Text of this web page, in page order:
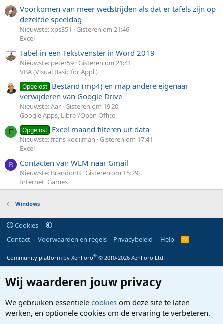
Voorkomen van meer wedstrijden als dat er tafels zijn op
dezelfde speeldag
Nieuwste: xps351
Gisteren om 21:46
Excel
Tabel in een Tekstvenster in Word 2019
Nieuwste: peter59 Gisteren om 21:41
VBA (Visual Basic for Appl.)
Opgelost Bestand (mp4) en map andere eigenaar
verwijderen van Google Drive
Nieuwste: Aar Gisteren om 19:20
Google Apps, Libre-/Open Office
F Opgelost Excel maand filteren uit data
Nieuwste: frans kooijman
Gisteren om 17:41
Excel
B Contacten van WLM naar Gmail
Nieuwste: BrandonB Gisteren om 15:29
Internet, Games
Windows
Cookies
Contact
Voorwaarden en regels Privacybeleid Help
R
S
Community platform by XenForo® © 2010-2026 XenForo Ltd.
Wij waarderen jouw privacy
We gebruiken essentiële cookies om deze site te laten
werken, en optionele cookies om de ervaring te verbeteren.